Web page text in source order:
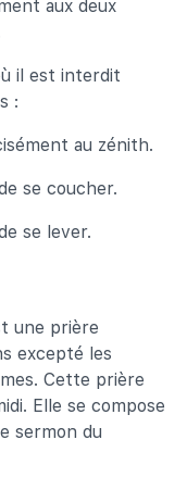
aux deux
il est interdit
:
au zénith.
se coucher.
se lever.
une prière
excepté les
Cette prière
Elle se compose
sermon du